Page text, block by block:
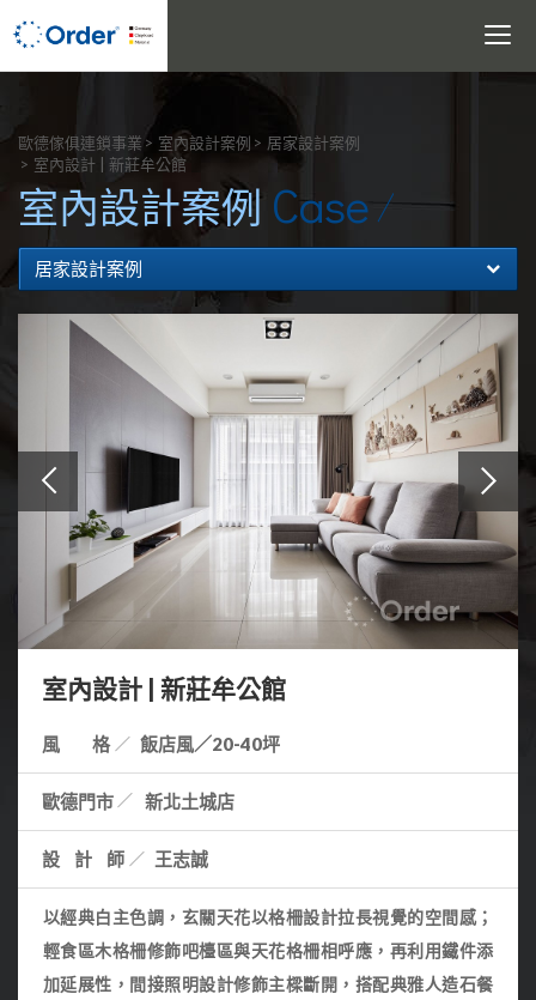
Toggle
歐德傢俱連鎖事業 室內設計案例
居家設計案例
室內設計 | 新莊牟公館
室內設計案例 Case
居家設計案例
室內設計 | 新莊牟公館
風 格 飯店風／20-40坪
歐德門市 新北土城店
設計師 王志誠
以經典白主色調，玄關天花以格柵設計拉長視覺的空間感；
輕食區木格柵修飾吧檯區與天花格柵相呼應，再利用鐵件添
加延展性，間接照明設計修飾主樑斷開，搭配典雅人造石餐